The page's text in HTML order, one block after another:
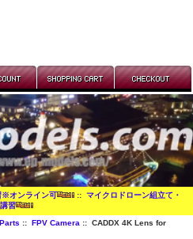
オンライン可 ::マイクロドローン組立て・
習
::FPV Camera :: CADDX 4K Lens for